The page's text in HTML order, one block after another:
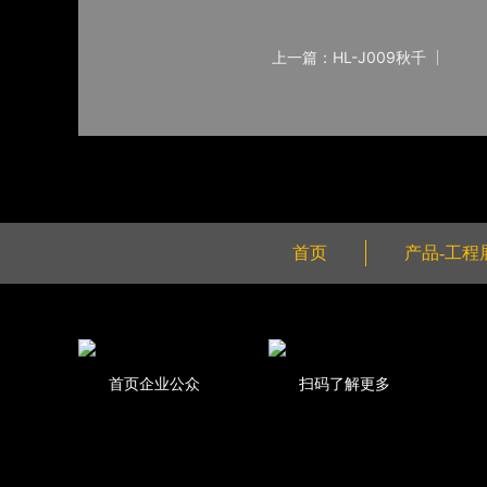
上一篇：HL-J009秋千
首页 产品-工程
首页企业公众 扫码了解更多